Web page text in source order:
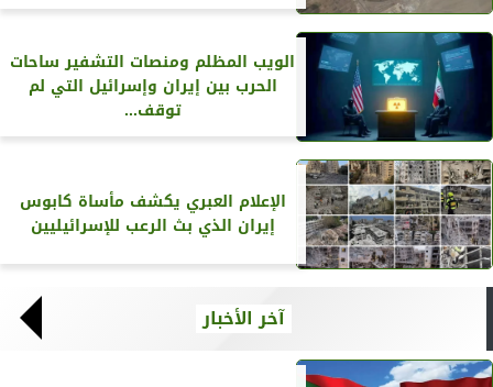
الويب المظلم ومنصات التشفير ساحات
الحرب بين إيران وإسرائيل التي لم
توقف...
الإعلام العبري يكشف مأساة كابوس
إيران الذي بث الرعب للإسرائيليين
آخر الأخبار